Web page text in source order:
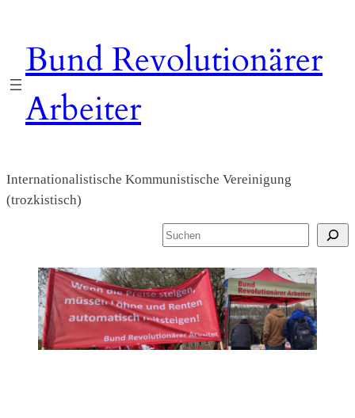
springen
Bund Revolutionärer
Arbeiter
Internationalistische Kommunistische Vereinigung
(trozkistisch)
S
c
h
e
n